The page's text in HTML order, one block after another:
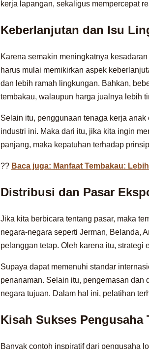
kerja lapangan, sekaligus mempercepat
Keberlanjutan dan Isu
Karena semakin meningkatnya
harus mulai memikirkan aspek
dan lebih ramah lingkungan. Bahkan,
tembakau, walaupun harga jualnya lebih
Selain itu, penggunaan tenaga kerja
industri ini. Maka dari itu, jika kita ingin
panjang, maka kepatuhan terhadap
?? Baca juga: Manfaat Tembakau:
Distribusi dan Pasar
Jika kita berbicara tentang pasar, maka
negara-negara seperti Jerman, Belanda,
pelanggan tetap. Oleh karena itu,
Supaya dapat memenuhi standar
penanaman. Selain itu, pengemasan dan
negara tujuan. Dalam hal ini, pelatihan
Kisah Sukses Pengusaha
Banyak contoh inspiratif dari pengusaha